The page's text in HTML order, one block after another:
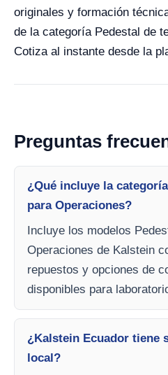
originales y formación
de la categoría Pedestal de
Cotiza al instante desde la
Preguntas
¿Qué incluye la
para Operaciones?
Incluye los modelos
Operaciones de Kalstein
repuestos y opciones de
disponibles para
¿Kalstein Ecuador tiene
local?